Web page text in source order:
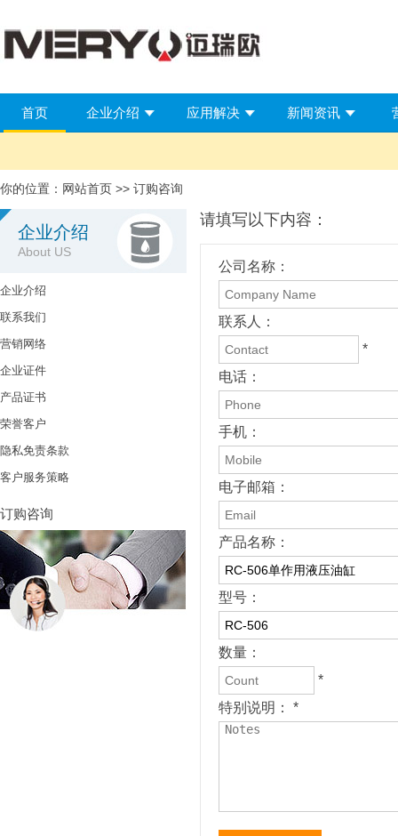
首页 企业介绍 应用解决 新闻资讯
你的位置： 网站首页 >> 订购咨询
企业介绍
About US
企业介绍
联系我们
营销网络
企业证件
产品证书
荣誉客户
隐私免责条款
客户服务策略
订购咨询
请填写以下内容：
公司名称：
联系人：
*
电话：
手机：
电子邮箱：
产品名称：
型号：
数量：
*
特别说明： *